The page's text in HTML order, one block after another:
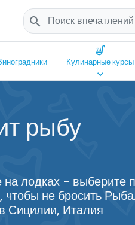
search
soup_kitchen
Кулинарные курсы
keyboard_arrow_down
рыбу
на лодках - выберите
чтобы не бросить
Сицилии, Италия